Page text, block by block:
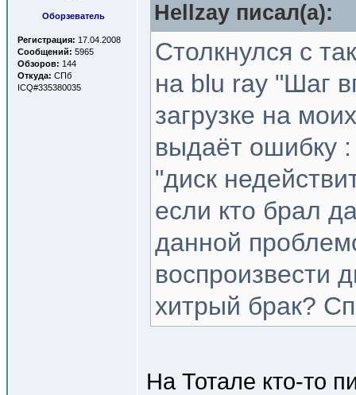
Оборзеватель
Регистрация: 17.04.2008
Сообщений: 5965
Обзоров: 144
Откуда: СПб
ICQ#335380035
Hellzay писал(a):
Столкнулся с
на blu ray "Шаг
загрузке на
выдаёт ошибку :
"диск
если кто брал
данной
воспроизвести
хитрый брак?
На Тотале кто-то